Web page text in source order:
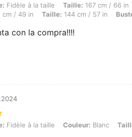
à la taille, Taille: 167 cm / 66 in, Poids:
Fidèle à la taille Taille: 167 cm / 66 in
cm / 49 in Taille: 144 cm / 57 in
con la compra!!!!
à la taille, Couleur: Blanc, Taille: 1XL
Fidèle à la taille Couleur: Blanc